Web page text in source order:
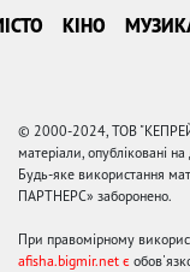
КІНО
© 2000-2024, ТОВ
матеріали, опубліковані
Будь-яке використання
ПАРТНЕРС» заборонено.
При правомірному
afisha.bigmir.net є